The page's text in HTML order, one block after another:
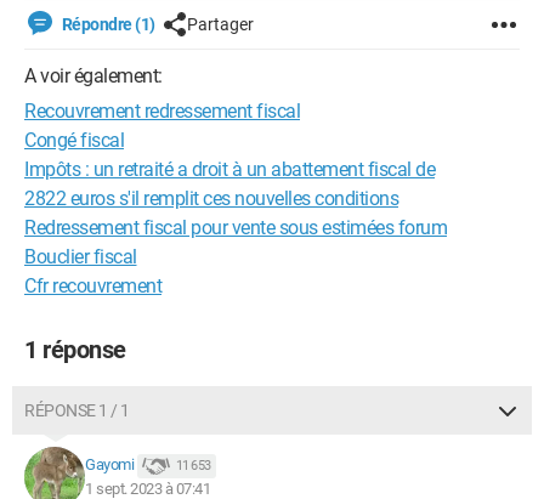
Répondre (1) Partager
A voir également:
Recouvrement redressement fiscal
Congé fiscal
Impôts : un retraité a droit à un abattement fiscal de
2822 euros s'il remplit ces nouvelles conditions
Redressement fiscal pour vente sous estimées forum
Bouclier fiscal
Cfr recouvrement
1 réponse
RÉPONSE 1 / 1
Gayomi 11 653
1 sept. 2023 à 07:41